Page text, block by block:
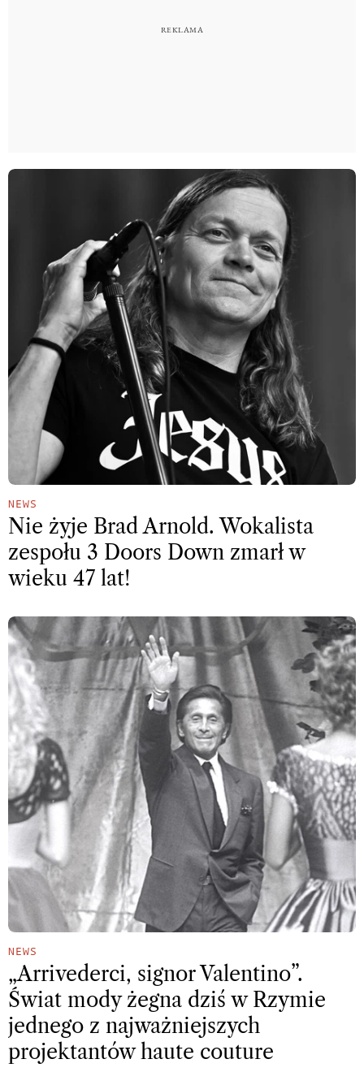
NEWS
Nie żyje Brad Arnold. Wokalista
zespołu 3 Doors Down zmarł w
wieku 47 lat!
NEWS
„Arrivederci, signor Valentino”.
Świat mody żegna dziś w Rzymie
jednego z najważniejszych
projektantów haute couture